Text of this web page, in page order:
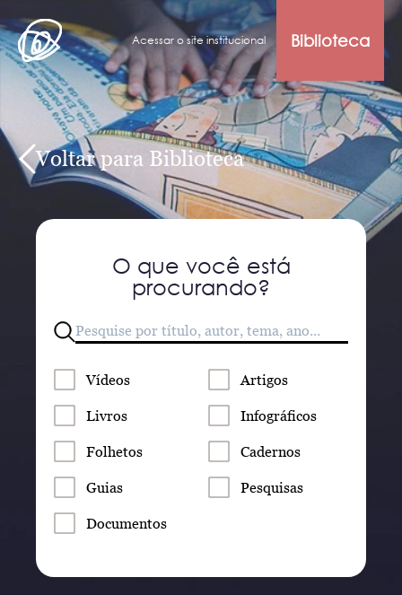
Acessar o site institucional Biblioteca
Voltar para Biblioteca
O que você está
procurando?
Vídeos Artigos
Livros Infográficos
Folhetos Cadernos
Guias Pesquisas
Documentos